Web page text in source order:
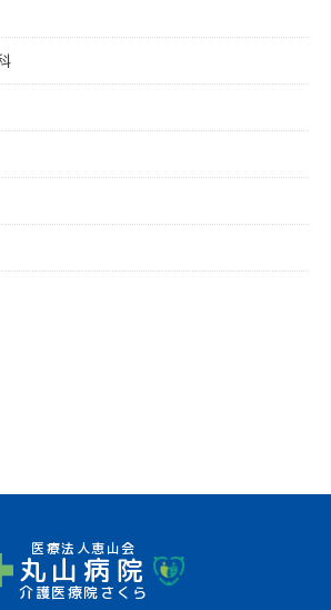
医療法人恵山会
丸山病院
介護医療院さくら